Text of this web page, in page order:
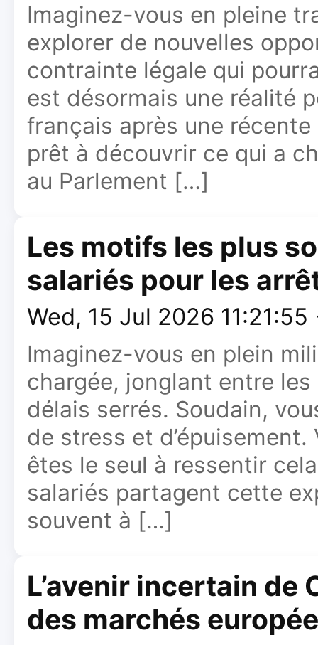
Imaginez-vous en pleine
explorer de nouvelles
contrainte légale qui
est désormais une réalité
français après une
prêt à découvrir ce qui a
au Parlement […]
Les motifs les plus
salariés pour les
Wed, 15 Jul 2026
Imaginez-vous en plein
chargée, jonglant entre
délais serrés. Soudain,
de stress et
êtes le seul à ressentir
salariés partagent cette
souvent à […]
L’avenir incertain de
des marchés